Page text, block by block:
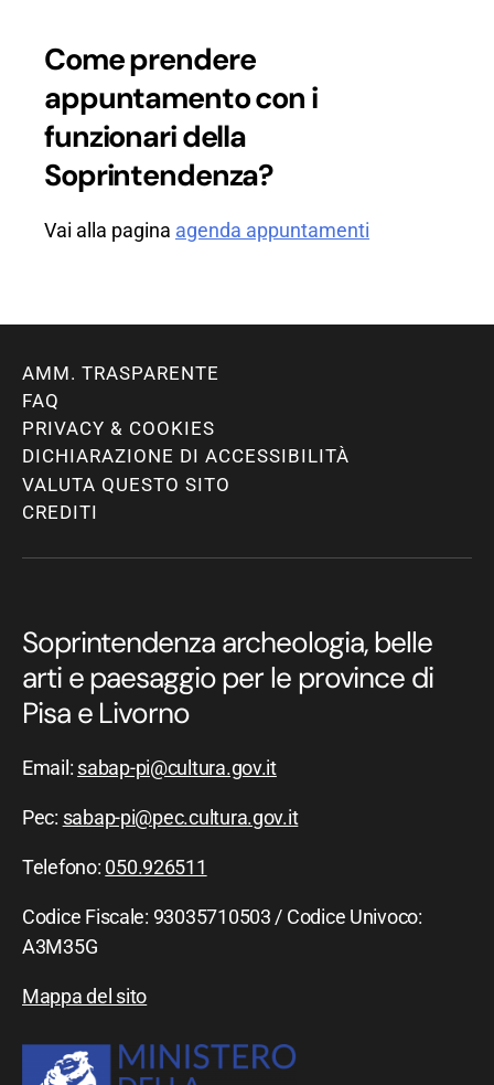
Come prendere
appuntamento con i
funzionari della
Soprintendenza?
Vai alla pagina agenda appuntamenti
AMM. TRASPARENTE
FAQ
PRIVACY & COOKIES
DICHIARAZIONE DI ACCESSIBILITÀ
VALUTA QUESTO SITO
CREDITI
Soprintendenza archeologia, belle
arti e paesaggio per le province di
Pisa e Livorno
Email: sabap-pi@cultura.gov.it
Pec: sabap-pi@pec.cultura.gov.it
Telefono: 050.926511
Codice Fiscale: 93035710503 / Codice Univoco:
A3M35G
Mappa del sito